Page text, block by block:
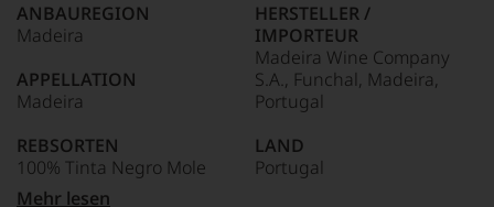
Unter 85 Punkte:
kaum
ein
Das
dokumentieren
auch
und
gerade
ANBAUREGION
Madeira
APPELLATION
Madeira
REBSORTEN
100% Tinta Negro Mole
HERSTELLER /
IMPORTEUR
Madeira Wine Company
S.A., Funchal, Madeira,
Portugal
LAND
Portugal
Mehr lesen